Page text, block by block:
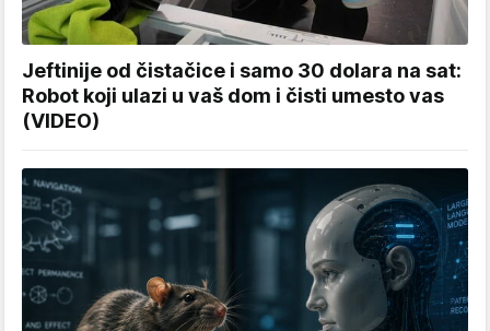
Jeftinije od čistačice i samo 30 dolara na sat:
Robot koji ulazi u vaš dom i čisti umesto vas
(VIDEO)